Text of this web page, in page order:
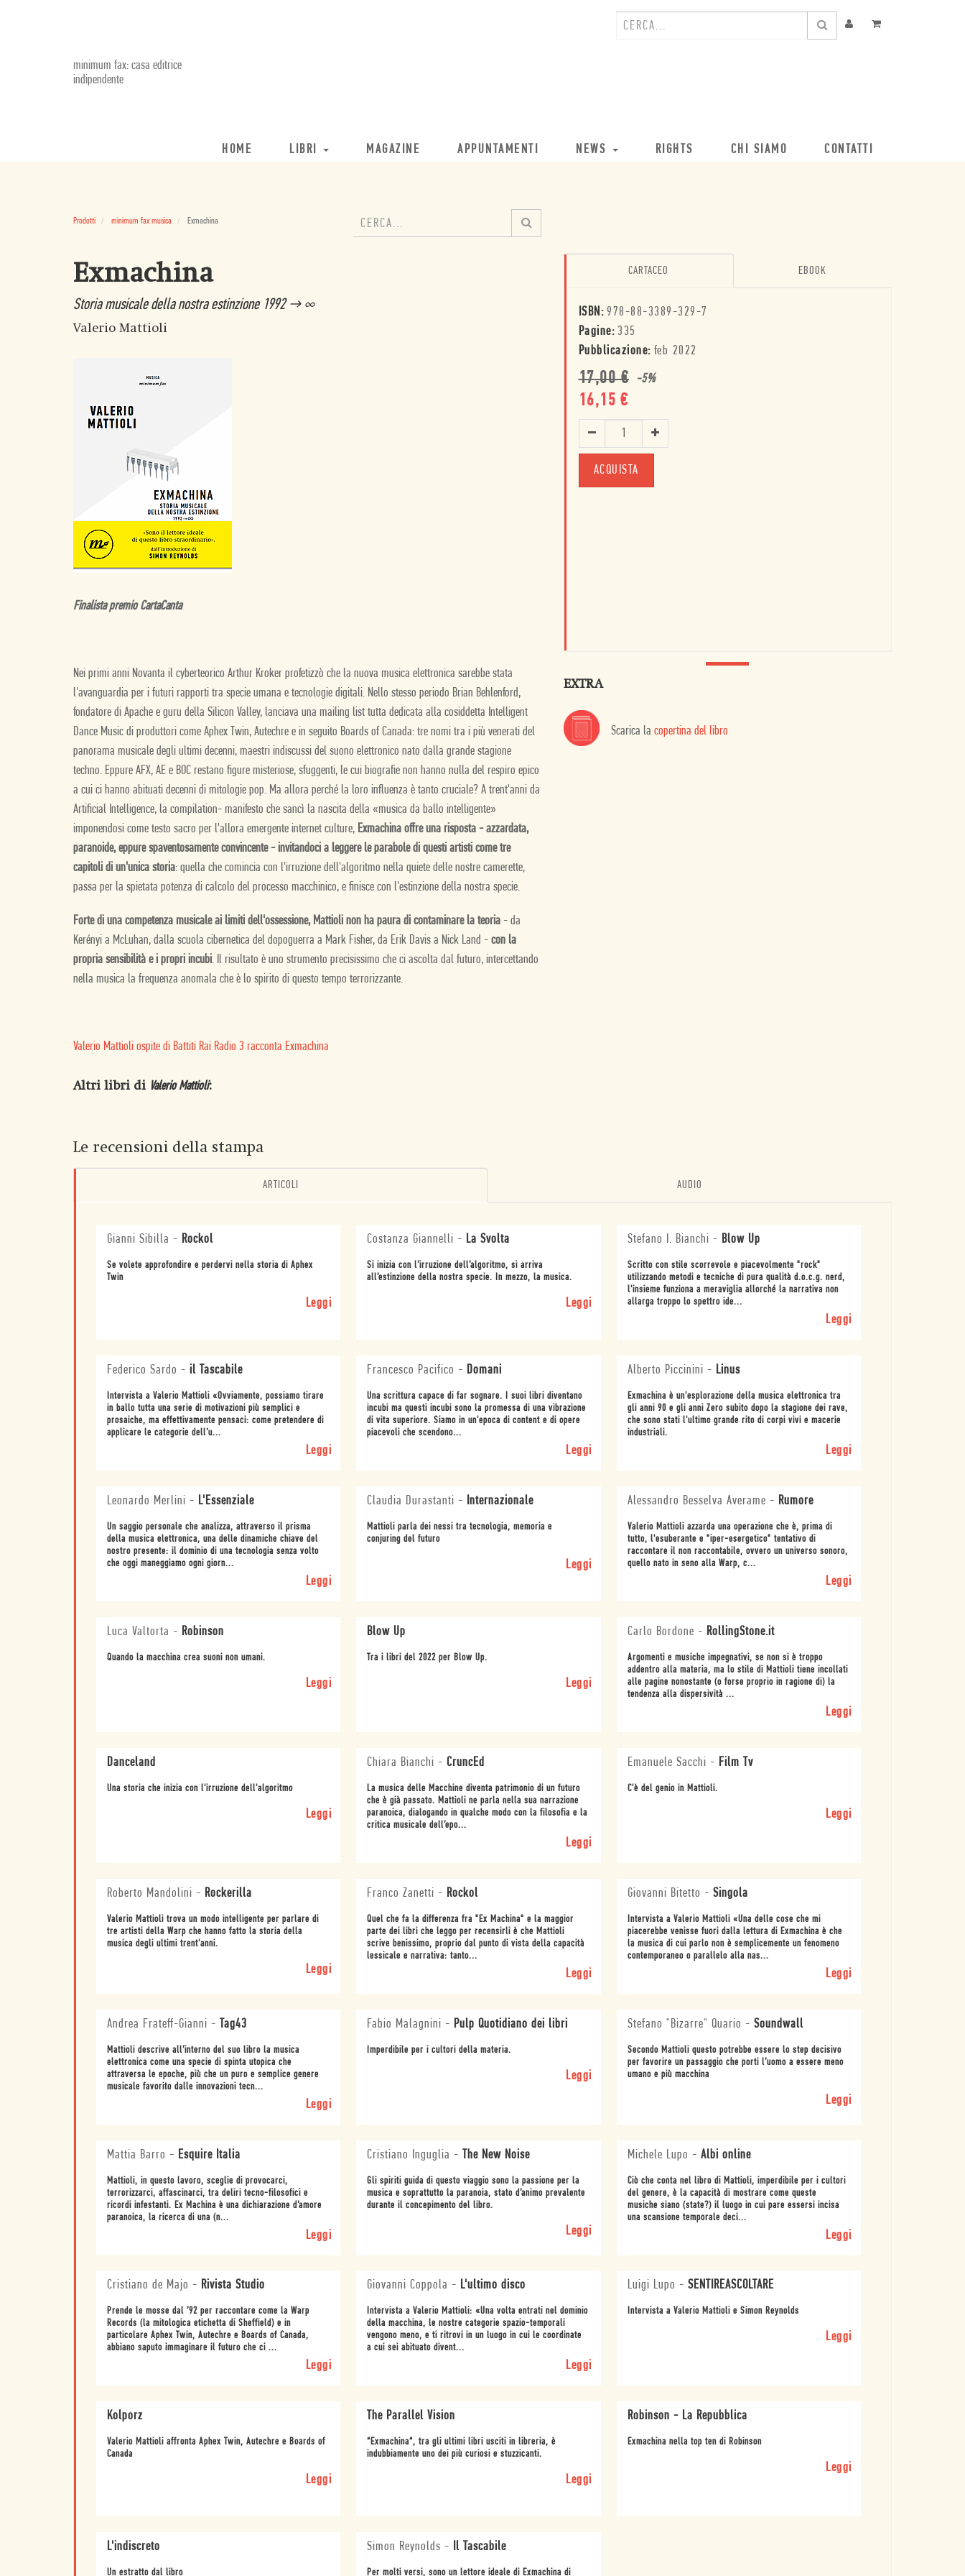
minimum fax: casa editrice
indipendente
HOME LIBRI MAGAZINE APPUNTAMENTI NEWS RIGHTS CHI SIAMO CONTATTI
Prodotti minimum fax musica Exmachina
Exmachina
Storia musicale della nostra estinzione 1992 → ∞
Valerio Mattioli
Finalista premio CartaCanta
Nei primi anni Novanta il cyberteorico Arthur Kroker profetizzò che la nuova musica elettronica sarebbe stata
l'avanguardia per i futuri rapporti tra specie umana e tecnologie digitali. Nello stesso periodo Brian Behlenford,
fondatore di Apache e guru della Silicon Valley, lanciava una mailing list tutta dedicata alla cosiddetta Intelligent
Dance Music di produttori come Aphex Twin, Autechre e in seguito Boards of Canada: tre nomi tra i più venerati del
panorama musicale degli ultimi decenni, maestri indiscussi del suono elettronico nato dalla grande stagione
techno. Eppure AFX, AE e BOC restano figure misteriose, sfuggenti, le cui biografie non hanno nulla del respiro epico
a cui ci hanno abituati decenni di mitologie pop. Ma allora perché la loro influenza è tanto cruciale? A trent'anni da
Artificial Intelligence, la compilation- manifesto che sancì la nascita della «musica da ballo intelligente»
imponendosi come testo sacro per l'allora emergente internet culture, Exmachina offre una risposta - azzardata,
paranoide, eppure spaventosamente convincente - invitandoci a leggere le parabole di questi artisti come tre
capitoli di un'unica storia: quella che comincia con l'irruzione dell'algoritmo nella quiete delle nostre camerette,
passa per la spietata potenza di calcolo del processo macchinico, e finisce con l'estinzione della nostra specie.
Forte di una competenza musicale ai limiti dell'ossessione, Mattioli non ha paura di contaminare la teoria - da
Kerényi a McLuhan, dalla scuola cibernetica del dopoguerra a Mark Fisher, da Erik Davis a Nick Land - con la
propria sensibilità e i propri incubi. Il risultato è uno strumento precisissimo che ci ascolta dal futuro, intercettando
nella musica la frequenza anomala che è lo spirito di questo tempo terrorizzante.
Valerio Mattioli ospite di Battiti Rai Radio 3 racconta Exmachina
CARTACEO EBOOK
ISBN: 978-88-3389-329-7
Pagine: 335
Pubblicazione: feb 2022
17,00€ -5%
16,15 €
ACQUISTA
EXTRA
Scarica la copertina del libro
Altri libri di Valerio Mattioli:
Le recensioni della stampa
ARTICOLI AUDIO
Gianni Sibilla - Rockol
Se volete approfondire e perdervi nella storia di Aphex
Twin
Leggi
Costanza Giannelli - La Svolta
Si inizia con l’irruzione dell’algoritmo, si arriva
all’estinzione della nostra specie. In mezzo, la musica.
Leggi
Stefano I. Bianchi - Blow Up
Scritto con stile scorrevole e piacevolmente "rock"
utilizzando metodi e tecniche di pura qualità d.o.c.g. nerd,
l'insieme funziona a meraviglia allorché la narrativa non
allarga troppo lo spettro ide...
Leggi
Federico Sardo - il Tascabile
Intervista a Valerio Mattioli «Ovviamente, possiamo tirare
in ballo tutta una serie di motivazioni più semplici e
prosaiche, ma effettivamente pensaci: come pretendere di
applicare le categorie dell’u...
Leggi
Francesco Pacifico - Domani
Una scrittura capace di far sognare. I suoi libri diventano
incubi ma questi incubi sono la promessa di una vibrazione
di vita superiore. Siamo in un'epoca di content e di opere
piacevoli che scendono...
Leggi
Alberto Piccinini - Linus
Exmachina è un'esplorazione della musica elettronica tra
gli anni 90 e gli anni Zero subito dopo la stagione dei rave,
che sono stati l'ultimo grande rito di corpi vivi e macerie
industriali.
Leggi
Leonardo Merlini - L'Essenziale
Un saggio personale che analizza, attraverso il prisma
della musica elettronica, una delle dinamiche chiave del
nostro presente: il dominio di una tecnologia senza volto
che oggi maneggiamo ogni giorn...
Leggi
Claudia Durastanti - Internazionale
Mattioli parla dei nessi tra tecnologia, memoria e
conjuring del futuro
Leggi
Alessandro Besselva Averame - Rumore
Valerio Mattioli azzarda una operazione che è, prima di
tutto, l'esuberante e "iper-esergetico" tentativo di
raccontare il non raccontabile, ovvero un universo sonoro,
quello nato in seno alla Warp, c...
Leggi
Luca Valtorta - Robinson
Quando la macchina crea suoni non umani.
Leggi
Blow Up
Tra i libri del 2022 per Blow Up.
Leggi
Carlo Bordone - RollingStone.it
Argomenti e musiche impegnativi, se non si è troppo
addentro alla materia, ma lo stile di Mattioli tiene incollati
alle pagine nonostante (o forse proprio in ragione di) la
tendenza alla dispersività ...
Leggi
Danceland
Una storia che inizia con l'irruzione dell'algoritmo
Leggi
Chiara Bianchi -CruncEd
La musica delle Macchine diventa patrimonio di un futuro
che è già passato. Mattioli ne parla nella sua narrazione
paranoica, dialogando in qualche modo con la filosofia e la
critica musicale dell’epo...
Leggi
Emanuele Sacchi - Film Tv
C'è del genio in Mattioli.
Leggi
Roberto Mandolini - Rockerilla
Valerio Mattioli trova un modo intelligente per parlare di
tre artisti della Warp che hanno fatto la storia della
musica degli ultimi trent'anni.
Leggi
Franco Zanetti - Rockol
Quel che fa la differenza fra "Ex Machina" e la maggior
parte dei libri che leggo per recensirli è che Mattioli
scrive benissimo, proprio dal punto di vista della capacità
lessicale e narrativa: tanto...
Leggi
Giovanni Bitetto - Singola
Intervista a Valerio Mattioli «Una delle cose che mi
piacerebbe venisse fuori dalla lettura di Exmachina è che
la musica di cui parlo non è semplicemente un fenomeno
contemporaneo o parallelo alla nas...
Leggi
Andrea Frateff-Gianni - Tag43
Mattioli descrive all’interno del suo libro la musica
elettronica come una specie di spinta utopica che
attraversa le epoche, più che un puro e semplice genere
musicale favorito dalle innovazioni tecn...
Leggi
Fabio Malagnini - Pulp Quotidiano dei libri
Imperdibile per i cultori della materia.
Leggi
Stefano "Bizarre" Quario - Soundwall
Secondo Mattioli questo potrebbe essere lo step decisivo
per favorire un passaggio che porti l’uomo a essere meno
umano e più macchina
Leggi
Mattia Barro - Esquire Italia
Mattioli, in questo lavoro, sceglie di provocarci,
terrorizzarci, affascinarci, tra deliri tecno-filosofici e
ricordi infestanti. Ex Machina è una dichiarazione d’amore
paranoica, la ricerca di una (n...
Leggi
Cristiano Inguglia - The New Noise
Gli spiriti guida di questo viaggio sono la passione per la
musica e soprattutto la paranoia, stato d’animo prevalente
durante il concepimento del libro.
Leggi
Michele Lupo - Albi online
Ciò che conta nel libro di Mattioli, imperdibile per i cultori
del genere, è la capacità di mostrare come queste
musiche siano (state?) il luogo in cui pare essersi incisa
una scansione temporale deci...
Leggi
Cristiano de Majo - Rivista Studio
Prende le mosse dal ’92 per raccontare come la Warp
Records (la mitologica etichetta di Sheffield) e in
particolare Aphex Twin, Autechre e Boards of Canada,
abbiano saputo immaginare il futuro che ci ...
Leggi
Giovanni Coppola - L'ultimo disco
Intervista a Valerio Mattioli: «Una volta entrati nel dominio
della macchina, le nostre categorie spazio-temporali
vengono meno, e ti ritrovi in un luogo in cui le coordinate
a cui sei abituato divent...
Leggi
Luigi Lupo - SENTIREASCOLTARE
Intervista a Valerio Mattioli e Simon Reynolds
Leggi
Kolporz
Valerio Mattioli affronta Aphex Twin, Autechre e Boards of
Canada
Leggi
The Parallel Vision
“Exmachina“, tra gli ultimi libri usciti in libreria, è
indubbiamente uno dei più curiosi e stuzzicanti.
Leggi
Robinson - La Repubblica
Exmachina nella top ten di Robinson
Leggi
L'indiscreto
Un estratto dal libro
Simon Reynolds - Il Tascabile
Per molti versi, sono un lettore ideale di Exmachina di